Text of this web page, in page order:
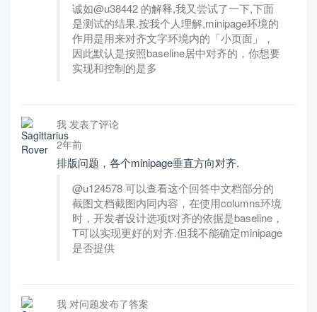
诚如@u38442 的解释,我又尝试了一下,下面
是测试的结果.按我个人理解,minipage环境的
作用是用来对齐文字环境内的「小页面」，
因此默认是按照baseline居中对齐的，你想要
实现和控制的是多
我 发表了评论
2年前
排版问题，各个minipage垂直方向对齐.
@u124578 可以查看这个回答中文档部分的
截图文档截图内同内容，在使用columns环境
时，开发者设计选项t对齐的依据是baseline，
T可以实现更好的对齐.但我不能确定minipage
是否提供
我 对问题发布了答案